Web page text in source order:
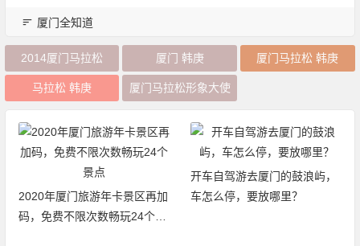
厦门全知道
2014厦门马拉松 厦门 韩庚 厦门马拉松 韩庚
马拉松 韩庚 厦门马拉松形象大使
2020年厦门旅游年卡景区再加
码，免费不限次数畅玩24个景
开车自驾游去厦门的鼓浪屿，
车怎么停，要放哪里？